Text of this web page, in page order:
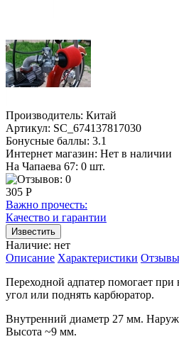
Производитель: Китай
Артикул: SC_674137817030
Бонусные баллы: 3.1
Интернет магазин: Нет в наличии
На Чапаева 67: 0 шт.
305 Р
Важно прочесть:
Качество и гарантии
Наличие: нет
Описание Характеристики
Переходной адпатер помогает при
угол или поднять карбюратор.
Внутренний диаметр 27 мм.
Высота ~9 мм.